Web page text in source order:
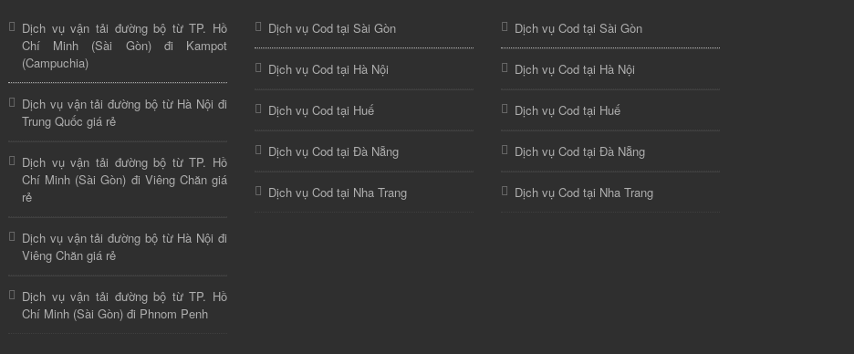
Dịch vụ vận tải đường bộ từ TP. Hồ
Chí Minh (Sài Gòn) đi Kampot
(Campuchia)
Dịch vụ vận tải đường bộ từ Hà Nội đi
Trung Quốc giá rẻ
Dịch vụ vận tải đường bộ từ TP. Hồ
Chí Minh (Sài Gòn) đi Viêng Chăn giá
rẻ
Dịch vụ vận tải đường bộ từ Hà Nội đi
Viêng Chăn giá rẻ
Dịch vụ vận tải đường bộ từ TP. Hồ
Chí Minh (Sài Gòn) đi Phnom Penh
Dịch vụ Cod tại Sài Gòn
Dịch vụ Cod tại Hà Nội
Dịch vụ Cod tại Huế
Dịch vụ Cod tại Đà Nẵng
Dịch vụ Cod tại Nha Trang
Dịch vụ Cod tại Sài Gòn
Dịch vụ Cod tại Hà Nội
Dịch vụ Cod tại Huế
Dịch vụ Cod tại Đà Nẵng
Dịch vụ Cod tại Nha Trang